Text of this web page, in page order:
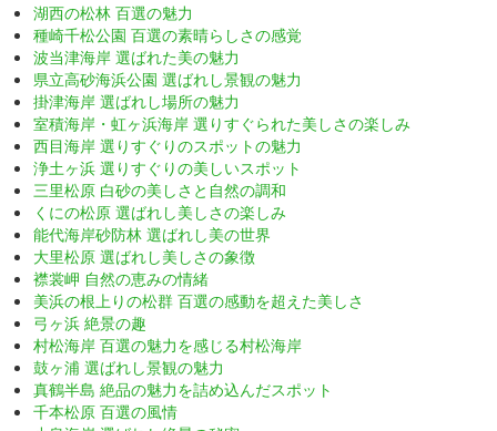
湖西の松林 百選の魅力
種崎千松公園 百選の素晴らしさの感覚
波当津海岸 選ばれた美の魅力
県立高砂海浜公園 選ばれし景観の魅力
掛津海岸 選ばれし場所の魅力
室積海岸・虹ヶ浜海岸 選りすぐられた美しさの楽しみ
西目海岸 選りすぐりのスポットの魅力
浄土ヶ浜 選りすぐりの美しいスポット
三里松原 白砂の美しさと自然の調和
くにの松原 選ばれし美しさの楽しみ
能代海岸砂防林 選ばれし美の世界
大里松原 選ばれし美しさの象徴
襟裳岬 自然の恵みの情緒
美浜の根上りの松群 百選の感動を超えた美しさ
弓ヶ浜 絶景の趣
村松海岸 百選の魅力を感じる村松海岸
鼓ヶ浦 選ばれし景観の魅力
真鶴半島 絶品の魅力を詰め込んだスポット
千本松原 百選の風情